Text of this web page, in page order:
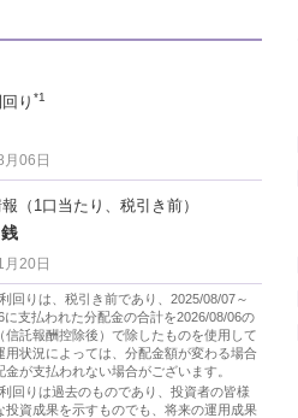
り*1
月06日
（1口当たり、税引き前）
銭
月20日
回りは、税引き前であり、2025/08/07～
に支払われた分配金の合計を2026/08/06の
信託報酬控除後）で除したものを使用して
用状況によっては、分配金額が変わる場合
金が支払われない場合がございます。
回りは過去のものであり、投資者の皆様
投資成果を示すものでも、将来の運用成果